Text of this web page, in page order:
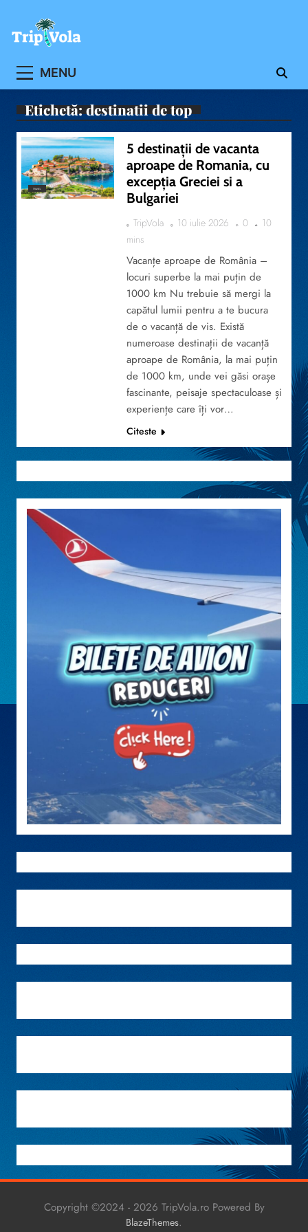
content
MENU
Etichetă:destinatii de top
TRAVEL
5 destinații de vacanta
aproape de Romania, cu
excepția Greciei si a
Bulgariei
TripVola 10 iulie 2026 0
10
mins
Vacanțe aproape de România –
locuri superbe la mai puțin de
1000 km Nu trebuie să mergi la
capătul lumii pentru a te bucura
de o vacanță de vis. Există
numeroase destinații de vacanță
aproape de România, la mai puțin
de 1000 km, unde vei găsi orașe
fascinante, peisaje spectaculoase și
experiențe care îți vor…
Citeste
Copyright ©2024 - 2026 TripVola.ro Powered By
BlazeThemes.